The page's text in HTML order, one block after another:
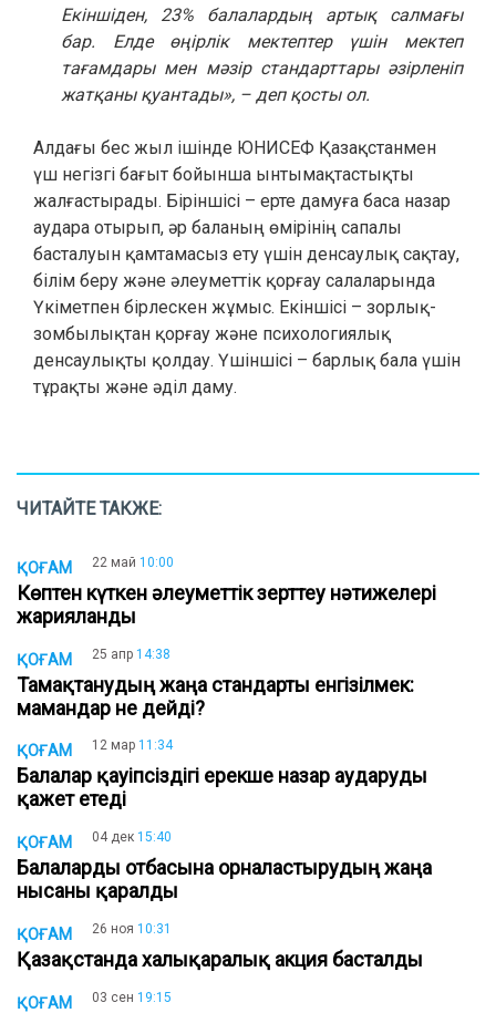
Екіншіден, 23% балалардың артық салмағы
бар. Елде өңірлік мектептер үшін мектеп
тағамдары мен мәзір стандарттары әзірленіп
жатқаны қуантады», – деп қосты ол.
Алдағы бес жыл ішінде ЮНИСЕФ Қазақстанмен
үш негізгі бағыт бойынша ынтымақтастықты
жалғастырады. Біріншісі – ерте дамуға баса назар
аудара отырып, әр баланың өмірінің сапалы
басталуын қамтамасыз ету үшін денсаулық сақтау,
білім беру және әлеуметтік қорғау салаларында
Үкіметпен бірлескен жұмыс. Екіншісі – зорлық-
зомбылықтан қорғау және психологиялық
денсаулықты қолдау. Үшіншісі – барлық бала үшін
тұрақты және әділ даму.
ЧИТАЙТЕ ТАКЖЕ:
ҚОҒАМ 22 май 10:00
Көптен күткен әлеуметтік зерттеу нәтижелері
жарияланды
ҚОҒАМ 25 апр 14:38
Тамақтанудың жаңа стандарты енгізілмек:
мамандар не дейді?
ҚОҒАМ 12 мар 11:34
Балалар қауіпсіздігі ерекше назар аударуды
қажет етеді
ҚОҒАМ 04 дек 15:40
Балаларды отбасына орналастырудың жаңа
нысаны қаралды
ҚОҒАМ 26 ноя 10:31
Қазақстанда халықаралық акция басталды
ҚОҒАМ 03 сен 19:15